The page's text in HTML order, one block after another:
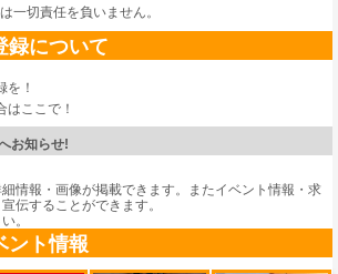
一切責任を負いません。
について
を！
はここで！
お知らせ!
情報・画像が掲載できます。またイベント情報・求
伝することができます。
。
ント情報